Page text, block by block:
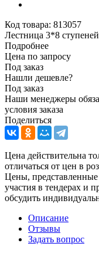
Код товара: 813057
Лестница 3*8
Подробнее
Цена по запросу
Под заказ
Нашли дешевле?
Под заказ
Наши менеджеры
условия заказа
Поделиться
Цена действительна
отличаться от цен в
Цены,
участия в тендерах и
обсудить
Описание
Отзывы
Задать вопрос